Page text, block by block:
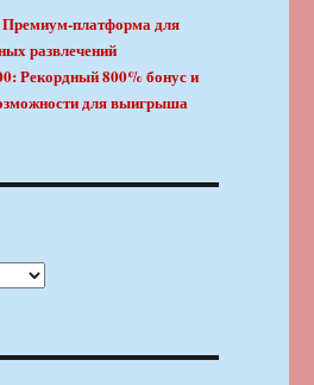
платформа для
развлечений
Рекордный 800% бонус и
для выигрыша